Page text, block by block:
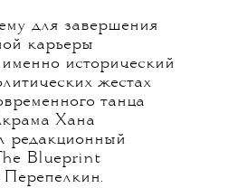
для завершения
карьеры
исторический
жестах
танца
Хана
редакционный
Blueprint